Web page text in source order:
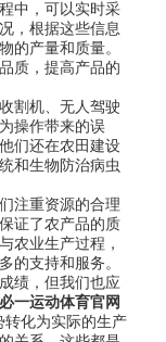
中，可以实时采
，根据这些信息
的产量和质量。
质，提高产品的
割机、无人驾驶
操作带来的误
们还在农田建设
和生物防治病虫
注重资源的合理
证了农产品的质
农业生产过程，
的支持和服务。
绩，但我们也应
必一运动体育官网
转化为实际的生产